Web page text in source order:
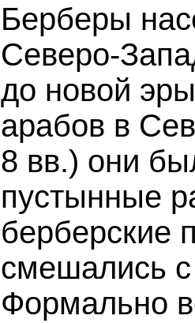
Берберы
Северо-
до новой
арабов в
8 вв.) они
пустынные
берберские
смешались
Формально